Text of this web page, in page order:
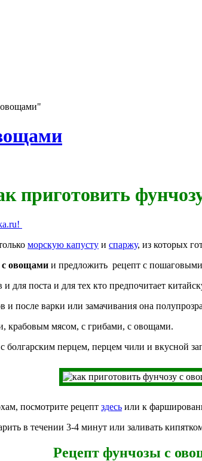
овощами"
приготовить
морскую капусту и спаржу, из которых
с овощами и предложить рецепт с
для поста и для тех кто предпочитает
после варки или замачивания она
крабовым мясом, с грибами, с овощами.
перцем, перцем чили и вкусной
посмотрите рецепт здесь или к
в течении 3-4 минут или заливать
Рецепт фунчозы с